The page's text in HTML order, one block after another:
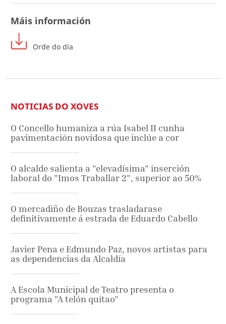
Máis información
Orde do día
NOTICIAS DO XOVES
O Concello humaniza a rúa Isabel II cunha
pavimentación novidosa que inclúe a cor
O alcalde salienta a "elevadísima" inserción
laboral do "Imos Traballar 2", superior ao 50%
O mercadiño de Bouzas trasladarase
definitivamente á estrada de Eduardo Cabello
Javier Pena e Edmundo Paz, novos artistas para
as dependencias da Alcaldía
A Escola Municipal de Teatro presenta o
programa "A telón quitao"